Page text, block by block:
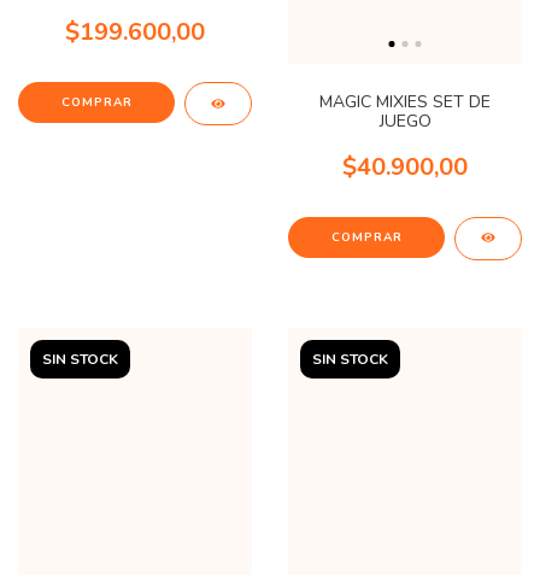
$199.600,00
MAGIC MIXIES SET DE
JUEGO
$40.900,00
SIN STOCK SIN STOCK